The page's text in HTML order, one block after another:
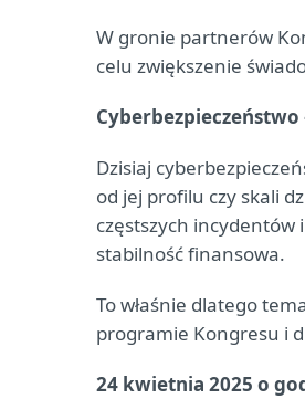
W gronie partnerów
celu zwiększenie
Dzisiaj
od jej profilu czy skali
częstszych
stabilność finansowa.
To właśnie dlatego
programie Kongresu i
24 kwietnia 2025 o